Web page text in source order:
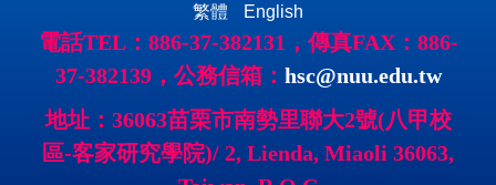
繁體 English
電話TEL：886-37-382131，傳真FAX：886-
37-382139，公務信箱： hsc@nuu.edu.tw
地址：36063苗栗市南勢里聯大2號(八甲校
區-客家研究學院)/ 2, Lienda, Miaoli 36063,